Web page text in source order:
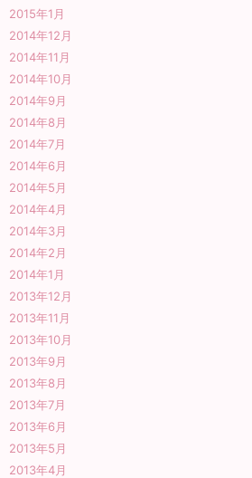
2015年1月
2014年12月
2014年11月
2014年10月
2014年9月
2014年8月
2014年7月
2014年6月
2014年5月
2014年4月
2014年3月
2014年2月
2014年1月
2013年12月
2013年11月
2013年10月
2013年9月
2013年8月
2013年7月
2013年6月
2013年5月
2013年4月